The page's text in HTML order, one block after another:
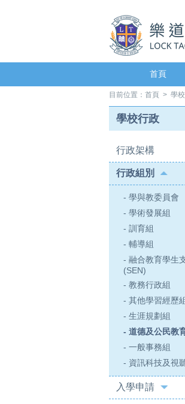
首頁
目前位置： 首頁 > 學
學校行政
行政架構
行政組別
- 學與教委員會
- 學術發展組
- 訓育組
- 輔導組
- 融合教育學生
(SEN)
- 教務行政組
- 其他學習經歷
- 生涯規劃組
- 道德及公民教
- 一般事務組
- 資訊科技及視
入學申請